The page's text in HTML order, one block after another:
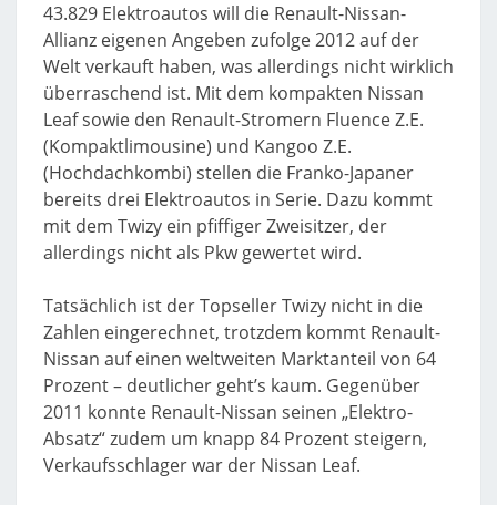
43.829 Elektroautos will die Renault-Nissan-
Allianz eigenen Angeben zufolge 2012 auf der
Welt verkauft haben, was allerdings nicht wirklich
überraschend ist. Mit dem kompakten Nissan
Leaf sowie den Renault-Stromern Fluence Z.E.
(Kompaktlimousine) und Kangoo Z.E.
(Hochdachkombi) stellen die Franko-Japaner
bereits drei Elektroautos in Serie. Dazu kommt
mit dem Twizy ein pfiffiger Zweisitzer, der
allerdings nicht als Pkw gewertet wird.
Tatsächlich ist der Topseller Twizy nicht in die
Zahlen eingerechnet, trotzdem kommt Renault-
Nissan auf einen weltweiten Marktanteil von 64
Prozent – deutlicher geht’s kaum. Gegenüber
2011 konnte Renault-Nissan seinen „Elektro-
Absatz“ zudem um knapp 84 Prozent steigern,
Verkaufsschlager war der Nissan Leaf.